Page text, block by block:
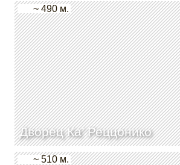
Дворец Ка’ Реццонико
~ 490 м.
~ 510 м.